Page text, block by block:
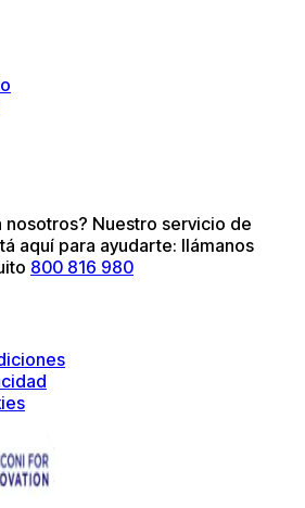
nosotros? Nuestro servicio de
aquí para ayudarte: llámanos
800 816 980